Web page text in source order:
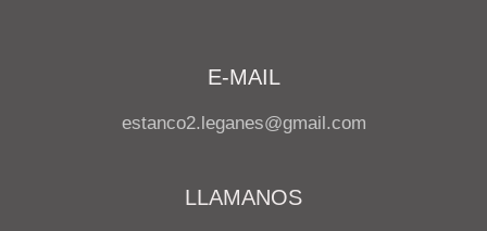
E-MAIL
estanco2.leganes@gmail.com
LLAMANOS